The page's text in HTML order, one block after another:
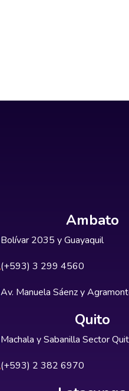
Ambato
Bolívar 2035 y Guayaquil
(+593) 3 299 4560
Av. Manuela Sáenz y
Quito
Machala y Sabanilla Sector
(+593) 2 382 6970